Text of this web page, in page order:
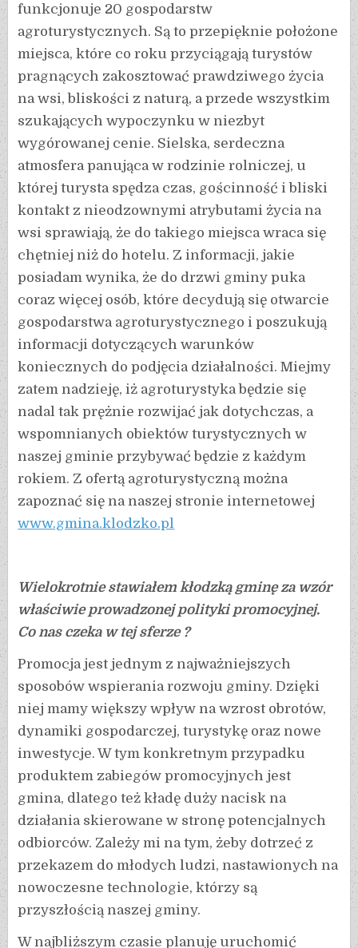
funkcjonuje 20 gospodarstw
agroturystycznych. Są to przepięknie położone
miejsca, które co roku przyciągają turystów
pragnących zakosztować prawdziwego życia
na wsi, bliskości z naturą, a przede wszystkim
szukających wypoczynku w niezbyt
wygórowanej cenie. Sielska, serdeczna
atmosfera panująca w rodzinie rolniczej, u
której turysta spędza czas, gościnność i bliski
kontakt z nieodzownymi atrybutami życia na
wsi sprawiają, że do takiego miejsca wraca się
chętniej niż do hotelu. Z informacji, jakie
posiadam wynika, że do drzwi gminy puka
coraz więcej osób, które decydują się otwarcie
gospodarstwa agroturystycznego i poszukują
informacji dotyczących warunków
koniecznych do podjęcia działalności. Miejmy
zatem nadzieję, iż agroturystyka będzie się
nadal tak prężnie rozwijać jak dotychczas, a
wspomnianych obiektów turystycznych w
naszej gminie przybywać będzie z każdym
rokiem. Z ofertą agroturystyczną można
zapoznać się na naszej stronie internetowej
www.gmina.klodzko.pl
Wielokrotnie stawiałem kłodzką gminę za wzór
właściwie prowadzonej polityki promocyjnej.
Co nas czeka w tej sferze ?
Promocja jest jednym z najważniejszych
sposobów wspierania rozwoju gminy. Dzięki
niej mamy większy wpływ na wzrost obrotów,
dynamiki gospodarczej, turystykę oraz nowe
inwestycje. W tym konkretnym przypadku
produktem zabiegów promocyjnych jest
gmina, dlatego też kładę duży nacisk na
działania skierowane w stronę potencjalnych
odbiorców. Zależy mi na tym, żeby dotrzeć z
przekazem do młodych ludzi, nastawionych na
nowoczesne technologie, którzy są
przyszłością naszej gminy.
W najbliższym czasie planuję uruchomić